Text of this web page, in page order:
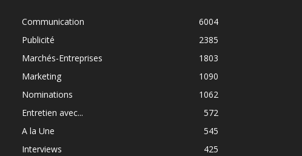
Communication
6004
Publicité
2385
Marchés-Entreprises
1803
Marketing
1090
Nominations
1062
Entretien avec...
572
A la Une
545
Interviews
425